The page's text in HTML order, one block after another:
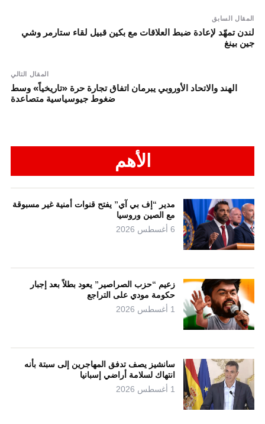
المقال السابق
لندن تمهّد لإعادة ضبط العلاقات مع بكين قبيل لقاء ستارمر وشي
جين بينغ
المقال التالي
الهند والاتحاد الأوروبي يبرمان اتفاق تجارة حرة «تاريخياً» وسط
ضغوط جيوسياسية متصاعدة
الأهم
مدير “إف بي آي” يفتح قنوات أمنية غير مسبوقة
مع الصين وروسيا
6 أغسطس 2026
زعيم “حزب الصراصير” يعود بطلاً بعد إجبار
حكومة مودي على التراجع
1 أغسطس 2026
سانشيز يصف تدفق المهاجرين إلى سبتة بأنه
انتهاك لسلامة أراضي إسبانيا
1 أغسطس 2026